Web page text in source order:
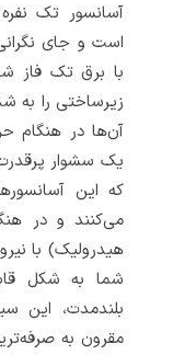
است و جای
با برق تک فاز
زیرساختی را
آن‌ها در هنگام
یک سشوار
که این
می‌کنند و در
هیدرولیک) با
شما به شکل
بلندمدت، این
مقرون به